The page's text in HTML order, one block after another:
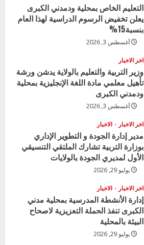
التعليم الخاص بمحلية ودمدني الكبرى
يعلن تخفيض الرسوم الدراسية لهذا العام
بنسبة15%
أغسطس 3, 2026
اخر الاخبار
وزير التربية والتعليم بالولاية يدشن ورشة
تأهيل معلمي مادة اللغة الإنجليزية بمحلية
ودمدني الكبرى
أغسطس 3, 2026
اخر الاخبار الاخبار
مدير إدارة الجودة و التطوير الإداري
بوزارة التربية تشارك الملتقي التنسيقي
الأول لمديري الجودة بالولايات
يوليو 29, 2026
اخر الاخبار الاخبار
إدارة الأنشطة المدرسية بمحلية مدني
الكبرى تنفذ الحملة التعزيزية لاصحاح
البيئة بالمحلية
يوليو 29, 2026